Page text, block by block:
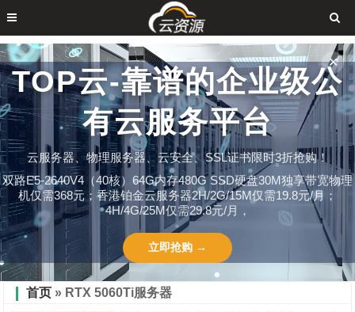
TOP云-靠谱的企业级公
有云服务平台
云服务器、物理服务器、云安全、SSL证书限时3折抢购！
双路E5-2640V4（40核）64G内存480G SSD硬盘30M独享带宽物理
机仅需368元；香港铂金云服务器2H/2G/15M仅需19.8元/月；
4H/4G/25M仅需29.8元/月，
立即抢购 →
✕
首页 » RTX 5060Ti服务器